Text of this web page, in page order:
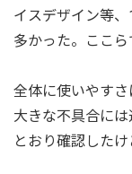
イスデザイン等
多かった。ここら
全体に使いやす
大きな不具合に
とおり確認したけ